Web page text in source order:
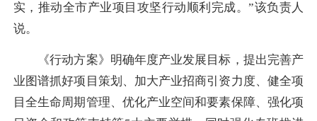
实，推动全市产业项目攻坚行动顺利完成。”该负责人
说。
《行动方案》明确年度产业发展目标，提出完善产
业图谱抓好项目策划、加大产业招商引资力度、健全项
目全生命周期管理、优化产业空间和要素保障、强化项